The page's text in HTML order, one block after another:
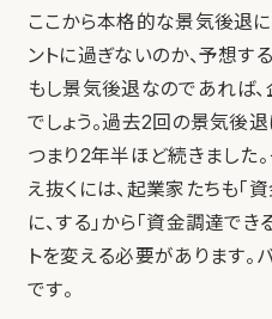
ここから本格的な景気後退
ントに過ぎないのか、予想す
もし景気後退なのであれば
でしょう。過去2回の景気後
つまり2年半ほど続きました
え抜くには、起業家たちも「
に、する」から「資金調達でき
トを変える必要があります。
です。